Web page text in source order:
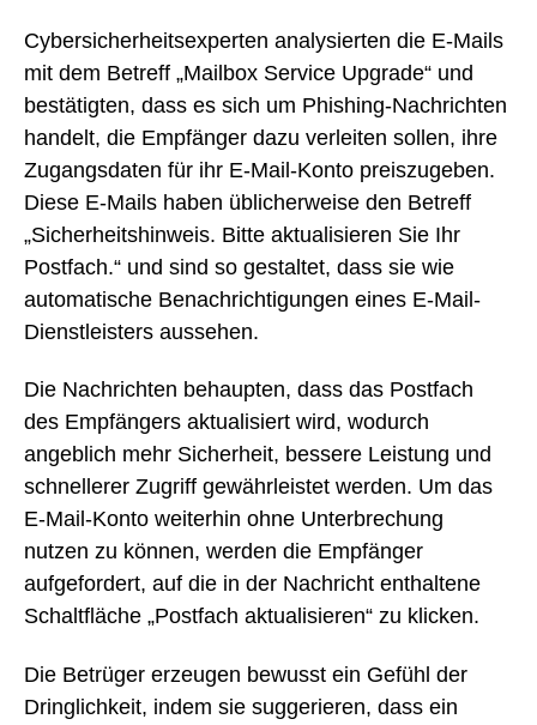
Cybersicherheitsexperten analysierten die E-Mails
mit dem Betreff „Mailbox Service Upgrade“ und
bestätigten, dass es sich um Phishing-Nachrichten
handelt, die Empfänger dazu verleiten sollen, ihre
Zugangsdaten für ihr E-Mail-Konto preiszugeben.
Diese E-Mails haben üblicherweise den Betreff
„Sicherheitshinweis. Bitte aktualisieren Sie Ihr
Postfach.“ und sind so gestaltet, dass sie wie
automatische Benachrichtigungen eines E-Mail-
Dienstleisters aussehen.
Die Nachrichten behaupten, dass das Postfach
des Empfängers aktualisiert wird, wodurch
angeblich mehr Sicherheit, bessere Leistung und
schnellerer Zugriff gewährleistet werden. Um das
E-Mail-Konto weiterhin ohne Unterbrechung
nutzen zu können, werden die Empfänger
aufgefordert, auf die in der Nachricht enthaltene
Schaltfläche „Postfach aktualisieren“ zu klicken.
Die Betrüger erzeugen bewusst ein Gefühl der
Dringlichkeit, indem sie suggerieren, dass ein